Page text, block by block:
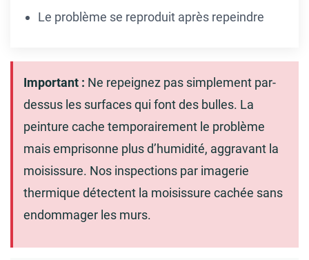
Le problème se reproduit après repeindre
Important : Ne repeignez pas simplement par-
dessus les surfaces qui font des bulles. La
peinture cache temporairement le problème
mais emprisonne plus d’humidité, aggravant la
moisissure. Nos inspections par imagerie
thermique détectent la moisissure cachée sans
endommager les murs.